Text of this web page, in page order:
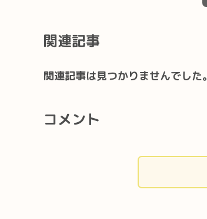
関連記事
関連記事は見つかりませんでした。
コメント